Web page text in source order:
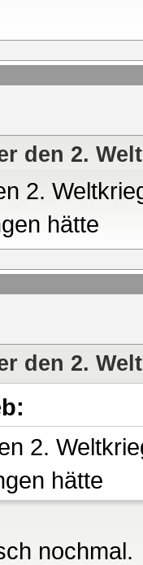
den 2.
2.
hätte
den 2.
2.
hätte
nochmal.